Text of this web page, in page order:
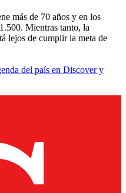
más de 70 años y en los
Mientras tanto, la
lejos de cumplir la meta de
del país en Discover y